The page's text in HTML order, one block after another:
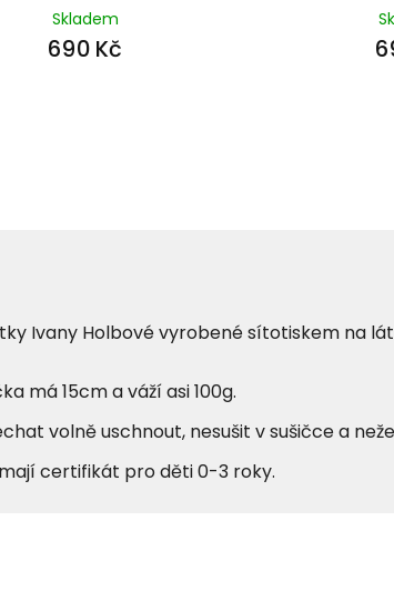
Skladem
690 Kč
Ivany Holbové vyrobené sítotiskem na
má 15cm a váží asi 100g.
volně uschnout, nesušit v sušičce a
certifikát pro děti 0-3 roky.